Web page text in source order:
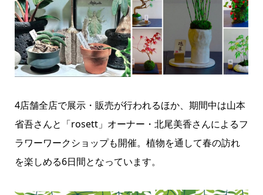
4店舗全店で展示・販売が行われるほか、期間中は山本
省吾さんと「rosett」オーナー・北尾美香さんによるフ
ラワーワークショップも開催。植物を通して春の訪れ
を楽しめる6日間となっています。